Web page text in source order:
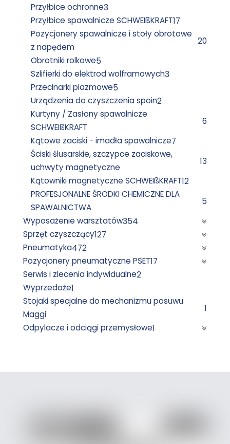
Przyłbice ochronne3
Przyłbice spawalnicze SCHWEIßKRAFT17
Pozycjonery spawalnicze i stoły obrotowe
z napędem
20
Obrotniki rolkowe5
Szlifierki do elektrod wolframowych3
Przecinarki plazmowe5
Urządzenia do czyszczenia spoin2
Kurtyny / Zasłony spawalnicze
SCHWEIßKRAFT
6
Kątowe zaciski - imadła spawalnicze7
Ściski ślusarskie, szczypce zaciskowe,
uchwyty magnetyczne
13
Kątowniki magnetyczne SCHWEIßKRAFT12
PROFESJONALNE ŚRODKI CHEMICZNE DLA
SPAWALNICTWA
5
Wyposażenie warsztatów354
Sprzęt czyszczący127
Pneumatyka472
Pozycjonery pneumatyczne PSET17
Serwis i zlecenia indywidualne2
Wyprzedaże1
Stojaki specjalne do mechanizmu posuwu
Maggi
1
Odpylacze i odciągi przemysłowe1